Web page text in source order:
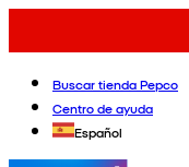
Buscar tienda Pepco
Centro de ayuda
Español